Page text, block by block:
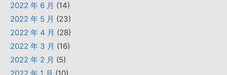
2022 年 6 月 (14)
2022 年 5 月 (23)
2022 年 4 月 (28)
2022 年 3 月 (16)
2022 年 2 月 (5)